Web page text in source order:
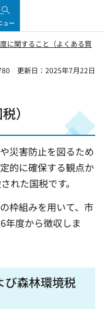
ュー
に関すること（よくある質
更新日：2025年7月22日
）
災害防止を図るため
的に確保する観点か
れた国税です。
枠組みを用いて、市
年度から徴収しま
び森林環境税